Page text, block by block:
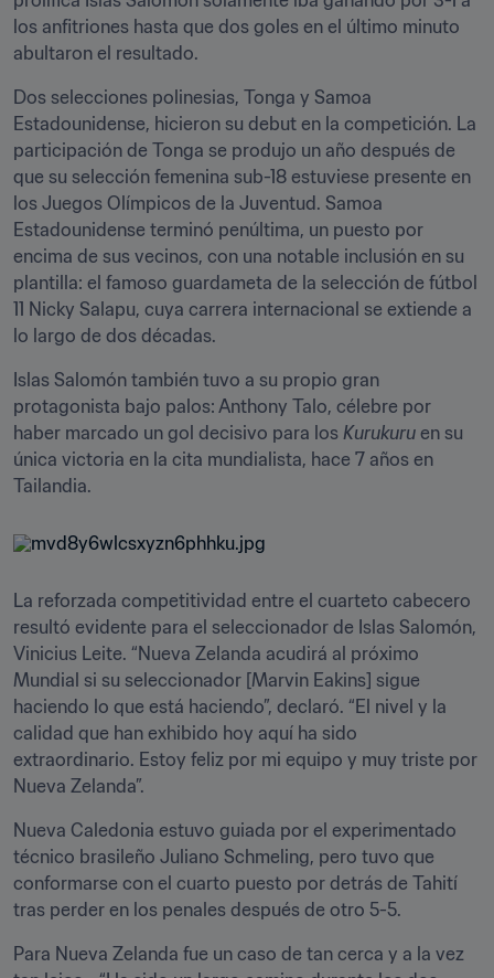
los anfitriones hasta que dos goles en el último minuto
abultaron el resultado.
Dos selecciones polinesias, Tonga y Samoa
Estadounidense, hicieron su debut en la competición. La
participación de Tonga se produjo un año después de
que su selección femenina sub-18 estuviese presente en
los Juegos Olímpicos de la Juventud. Samoa
Estadounidense terminó penúltima, un puesto por
encima de sus vecinos, con una notable inclusión en su
plantilla: el famoso guardameta de la selección de fútbol
11 Nicky Salapu, cuya carrera internacional se extiende a
lo largo de dos décadas.
Islas Salomón también tuvo a su propio gran
protagonista bajo palos: Anthony Talo, célebre por
haber marcado un gol decisivo para los Kurukuru en su
única victoria en la cita mundialista, hace 7 años en
Tailandia.
La reforzada competitividad entre el cuarteto cabecero
resultó evidente para el seleccionador de Islas Salomón,
Vinicius Leite. “Nueva Zelanda acudirá al próximo
Mundial si su seleccionador [Marvin Eakins] sigue
haciendo lo que está haciendo”, declaró. “El nivel y la
calidad que han exhibido hoy aquí ha sido
extraordinario. Estoy feliz por mi equipo y muy triste por
Nueva Zelanda”.
Nueva Caledonia estuvo guiada por el experimentado
técnico brasileño Juliano Schmeling, pero tuvo que
conformarse con el cuarto puesto por detrás de Tahití
tras perder en los penales después de otro 5-5.
Para Nueva Zelanda fue un caso de tan cerca y a la vez